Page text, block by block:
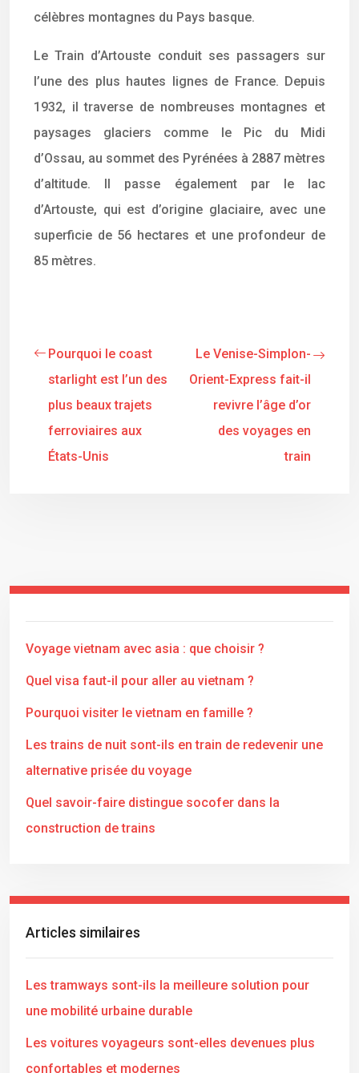
célèbres montagnes du Pays basque.
Le Train d’Artouste conduit ses passagers sur
l’une des plus hautes lignes de France. Depuis
1932, il traverse de nombreuses montagnes et
paysages glaciers comme le Pic du Midi
d’Ossau, au sommet des Pyrénées à 2887 mètres
d’altitude. Il passe également par le lac
d’Artouste, qui est d’origine glaciaire, avec une
superficie de 56 hectares et une profondeur de
85 mètres.
Pourquoi le coast
starlight est l’un des
plus beaux trajets
ferroviaires aux
États-Unis
Le Venise-Simplon-
Orient-Express fait-il
revivre l’âge d’or
des voyages en
train
Voyage vietnam avec asia : que choisir ?
Quel visa faut-il pour aller au vietnam ?
Pourquoi visiter le vietnam en famille ?
Les trains de nuit sont-ils en train de redevenir une
alternative prisée du voyage
Quel savoir-faire distingue socofer dans la
construction de trains
Articles similaires
Les tramways sont-ils la meilleure solution pour
une mobilité urbaine durable
Les voitures voyageurs sont-elles devenues plus
confortables et modernes